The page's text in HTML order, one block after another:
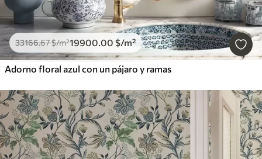
33166.67$/m²19900.00 $/m²
Adorno floral azul con un pájaro y ramas